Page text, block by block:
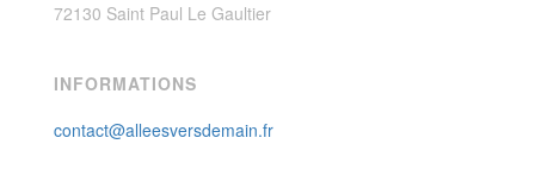
72130 Saint Paul Le Gaultier
INFORMATIONS
contact@alleesversdemain.fr